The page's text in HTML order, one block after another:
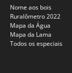
Nome aos bois
Ruralômetro 2022
Mapa da Água
Mapa da Lama
Todos os especiais